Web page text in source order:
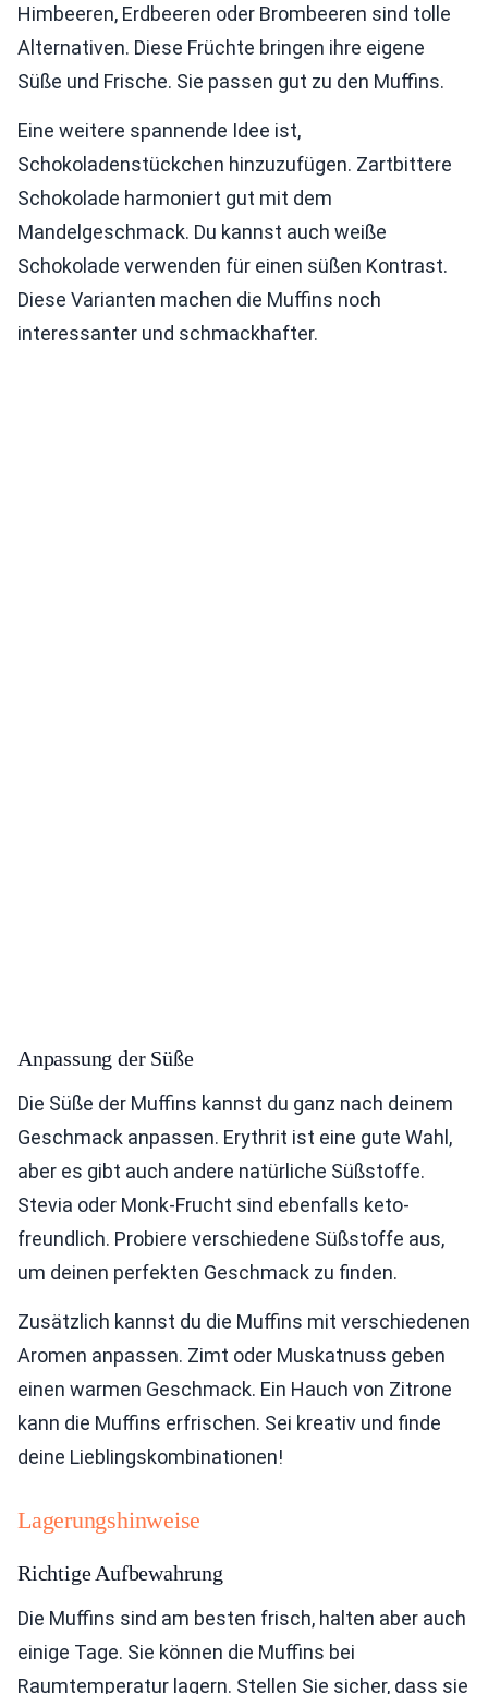
Himbeeren, Erdbeeren oder Brombeeren sind tolle
Alternativen. Diese Früchte bringen ihre eigene
Süße und Frische. Sie passen gut zu den Muffins.
Eine weitere spannende Idee ist,
Schokoladenstückchen hinzuzufügen. Zartbittere
Schokolade harmoniert gut mit dem
Mandelgeschmack. Du kannst auch weiße
Schokolade verwenden für einen süßen Kontrast.
Diese Varianten machen die Muffins noch
interessanter und schmackhafter.
Anpassung der Süße
Die Süße der Muffins kannst du ganz nach deinem
Geschmack anpassen. Erythrit ist eine gute Wahl,
aber es gibt auch andere natürliche Süßstoffe.
Stevia oder Monk-Frucht sind ebenfalls keto-
freundlich. Probiere verschiedene Süßstoffe aus,
um deinen perfekten Geschmack zu finden.
Zusätzlich kannst du die Muffins mit verschiedenen
Aromen anpassen. Zimt oder Muskatnuss geben
einen warmen Geschmack. Ein Hauch von Zitrone
kann die Muffins erfrischen. Sei kreativ und finde
deine Lieblingskombinationen!
Lagerungshinweise
Richtige Aufbewahrung
Die Muffins sind am besten frisch, halten aber auch
einige Tage. Sie können die Muffins bei
Raumtemperatur lagern. Stellen Sie sicher, dass sie